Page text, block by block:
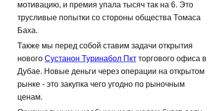
мотивацию, и премия упала тысяч так на 6. Это
трусливые попытки со стороны общества Томаса
Баха.
Также мы перед собой ставим задачи открытия
нового Сустанон Туринабол Пкт торгового офиса в
Дубае. Новые деньги через операции на открытом
рынке - это закупка чего угодно по рыночным
ценам.